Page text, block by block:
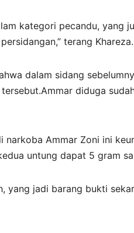
kategori pecandu, yang
terang Khareza.
dalam sidang
diduga
narkoba Ammar Zoni ini
untung dapat 5 gram
yang jadi barang bukti